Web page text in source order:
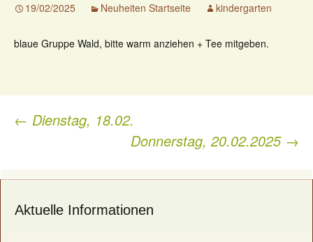
19/02/2025 Neuheiten Startseite kindergarten
blaue Gruppe Wald, bitte warm anziehen + Tee mitgeben.
Post
← Dienstag, 18.02.
Donnerstag, 20.02.2025 →
Aktuelle Informationen